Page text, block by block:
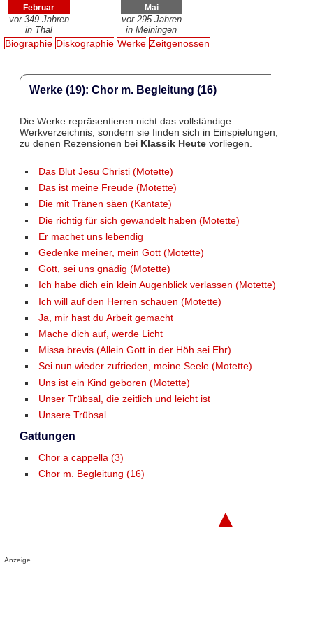
Februar
vor 349 Jahren
in Thal
Mai
vor 295 Jahren
in Meiningen
Biographie Diskographie Werke Zeitgenossen
Werke (19): Chor m. Begleitung (16)
Die Werke repräsentieren nicht das vollständige
Werkverzeichnis, sondern sie finden sich in Einspielungen,
zu denen Rezensionen bei Klassik Heutevorliegen.
Das Blut Jesu Christi (Motette)
Das ist meine Freude (Motette)
Die mit Tränen säen (Kantate)
Die richtig für sich gewandelt haben (Motette)
Er machet uns lebendig
Gedenke meiner, mein Gott (Motette)
Gott, sei uns gnädig (Motette)
Ich habe dich ein klein Augenblick verlassen (Motette)
Ich will auf den Herren schauen (Motette)
Ja, mir hast du Arbeit gemacht
Mache dich auf, werde Licht
Missa brevis (Allein Gott in der Höh sei Ehr)
Sei nun wieder zufrieden, meine Seele (Motette)
Uns ist ein Kind geboren (Motette)
Unser Trübsal, die zeitlich und leicht ist
Unsere Trübsal
Gattungen
Chor a cappella (3)
Chor m. Begleitung (16)
▲
Anzeige